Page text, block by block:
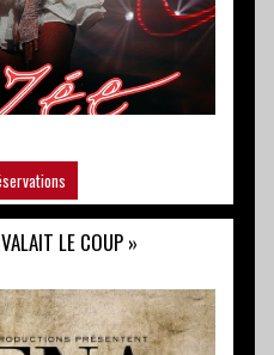
VALAIT LE COUP »